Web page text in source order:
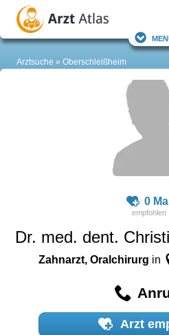
Arztsuche Oberschleißheim
0 Mal
Dr. med. dent.
Zahnarzt, Oralchirurg in
Arzt